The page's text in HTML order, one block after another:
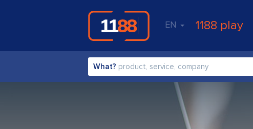
EN 1188 play
What?